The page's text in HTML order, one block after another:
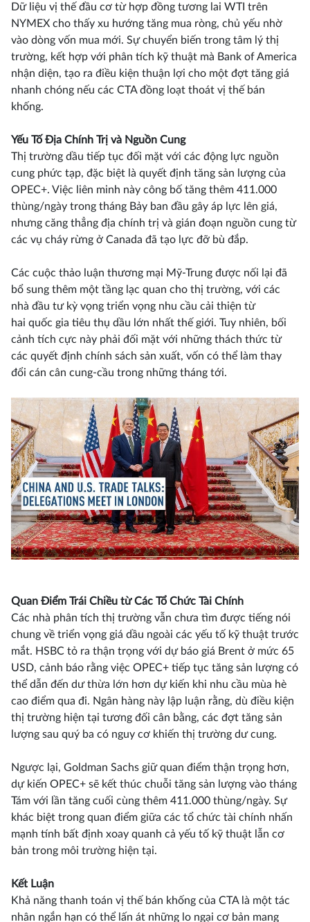
Dữ liệu vị thế đầu cơ từ hợp đồng tương lai WTI trên
NYMEX cho thấy xu hướng tăng mua ròng, chủ yếu nhờ
vào dòng vốn mua mới. Sự chuyển biến trong tâm lý thị
trường, kết hợp với phân tích kỹ thuật mà Bank of America
nhận diện, tạo ra điều kiện thuận lợi cho một đợt tăng giá
nhanh chóng nếu các CTA đồng loạt thoát vị thế bán
khống.
Yếu Tố Địa Chính Trị và Nguồn Cung
Thị trường dầu tiếp tục đối mặt với các động lực nguồn
cung phức tạp, đặc biệt là quyết định tăng sản lượng của
OPEC+. Việc liên minh này công bố tăng thêm 411.000
thùng/ngày trong tháng Bảy ban đầu gây áp lực lên giá,
nhưng căng thẳng địa chính trị và gián đoạn nguồn cung từ
các vụ cháy rừng ở Canada đã tạo lực đỡ bù đắp.
Các cuộc thảo luận thương mại Mỹ-Trung được nối lại đã
bổ sung thêm một tầng lạc quan cho thị trường, với các
nhà đầu tư kỳ vọng triển vọng nhu cầu cải thiện từ
hai quốc gia tiêu thụ dầu lớn nhất thế giới. Tuy nhiên, bối
cảnh tích cực này phải đối mặt với những thách thức từ
các quyết định chính sách sản xuất, vốn có thể làm thay
đổi cán cân cung-cầu trong những tháng tới.
Quan Điểm Trái Chiều từ Các Tổ Chức Tài Chính
Các nhà phân tích thị trường vẫn chưa tìm được tiếng nói
chung về triển vọng giá dầu ngoài các yếu tố kỹ thuật trước
mắt. HSBC tỏ ra thận trọng với dự báo giá Brent ở mức 65
USD, cảnh báo rằng việc OPEC+ tiếp tục tăng sản lượng có
thể dẫn đến dư thừa lớn hơn dự kiến khi nhu cầu mùa hè
cao điểm qua đi. Ngân hàng này lập luận rằng, dù điều kiện
thị trường hiện tại tương đối cân bằng, các đợt tăng sản
lượng sau quý ba có nguy cơ khiến thị trường dư cung.
Ngược lại, Goldman Sachs giữ quan điểm thận trọng hơn,
dự kiến OPEC+ sẽ kết thúc chuỗi tăng sản lượng vào tháng
Tám với lần tăng cuối cùng thêm 411.000 thùng/ngày. Sự
khác biệt trong quan điểm giữa các tổ chức tài chính nhấn
mạnh tính bất định xoay quanh cả yếu tố kỹ thuật lẫn cơ
bản trong môi trường hiện tại.
Kết Luận
Khả năng thanh toán vị thế bán khống của CTA là một tác
nhân ngắn hạn có thể lấn át những lo ngại cơ bản mang